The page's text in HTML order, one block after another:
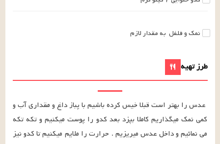
نمک و فلفل به مقدار لازم
طرز تهیه